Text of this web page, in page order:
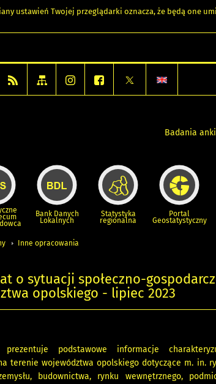
ustawień Twojej przeglądarki oznacza, że będą one
Badania
Bank Danych
Lokalnych
Statystyka
regionalna
Portal
Geostatystyczny
Inne opracowania
o sytuacji społeczno-
opolskiego - lipiec 2023
prezentuje podstawowe informacje
terenie województwa opolskiego dotyczące m. in.
budownictwa, rynku wewnętrznego,